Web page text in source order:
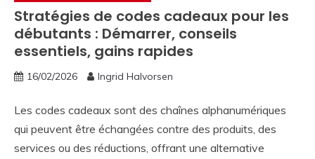
Stratégies de codes cadeaux pour les
débutants : Démarrer, conseils
essentiels, gains rapides
16/02/2026 Ingrid Halvorsen
Les codes cadeaux sont des chaînes alphanumériques
qui peuvent être échangées contre des produits, des
services ou des réductions, offrant une alternative